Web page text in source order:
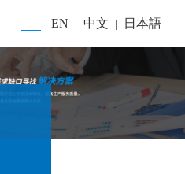
EN 中文 日本語